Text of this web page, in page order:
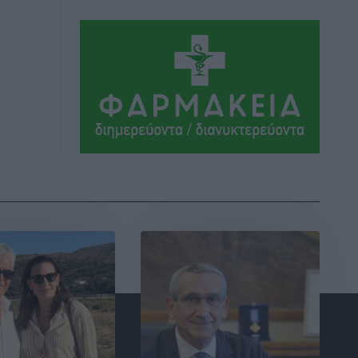
είναι το μεγαλύτερο στήριγμα μου – Το
προσκύνημα στην ιερά Μονή
Τοπικές Ειδήσεις• πριν 8 ώρες
πληρώνει τον λογαριασμό
Πού κινούνται οι κρατήσεις last
Ειδήσεις πριν 8 ώρες
Οδηγός στη Ρόδο τράκαρε σταθμευμένο